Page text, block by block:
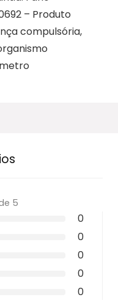
– Produto
compulsória,
5
0
0
0
0
0